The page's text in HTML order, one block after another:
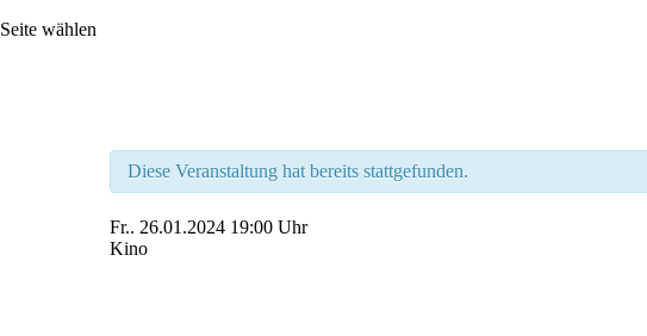
Seite wählen
Diese Veranstaltung hat bereits stattgefunden.
Fr.. 26.01.2024 19:00 Uhr
Kino